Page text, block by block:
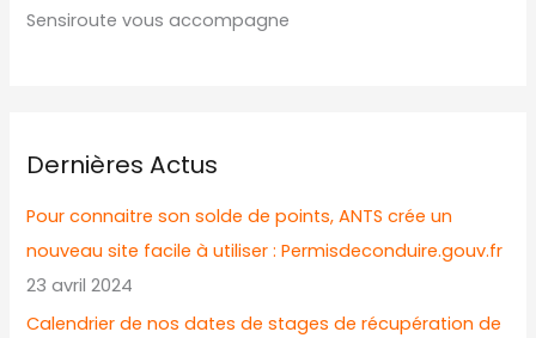
Sensiroute vous accompagne
Dernières Actus
Pour connaitre son solde de points, ANTS crée un
nouveau site facile à utiliser : Permisdeconduire.gouv.fr
23 avril 2024
Calendrier de nos dates de stages de récupération de